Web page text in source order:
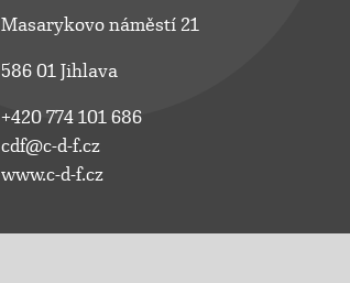
Masarykovo náměstí 21
586 01 Jihlava
+420 774 101 686
cdf@c-d-f.cz
www.c-d-f.cz